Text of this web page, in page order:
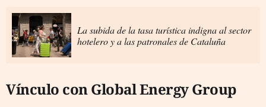
La subida de la tasa turística indigna al sector
hotelero y a las patronales de Cataluña
Vínculo con Global Energy Group